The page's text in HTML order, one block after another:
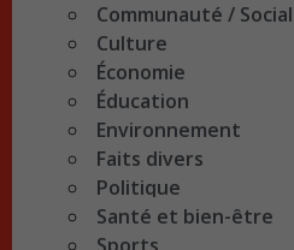
Communauté / Social
Culture
Économie
Éducation
Environnement
Faits divers
Politique
Santé et bien-être